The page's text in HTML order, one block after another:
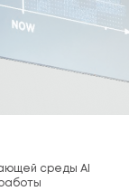
среды AI